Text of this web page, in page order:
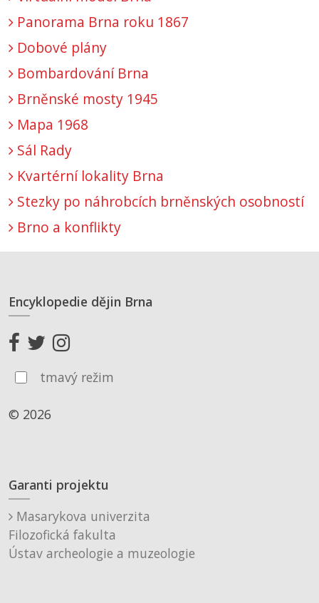
Panorama Brna roku 1867
Dobové plány
Bombardování Brna
Brněnské mosty 1945
Mapa 1968
Sál Rady
Kvartérní lokality Brna
Stezky po náhrobcích brněnských osobností
Brno a konflikty
Encyklopedie dějin Brna
tmavý režim
© 2026
Garanti projektu
Masarykova univerzita
Filozofická fakulta
Ústav archeologie a muzeologie